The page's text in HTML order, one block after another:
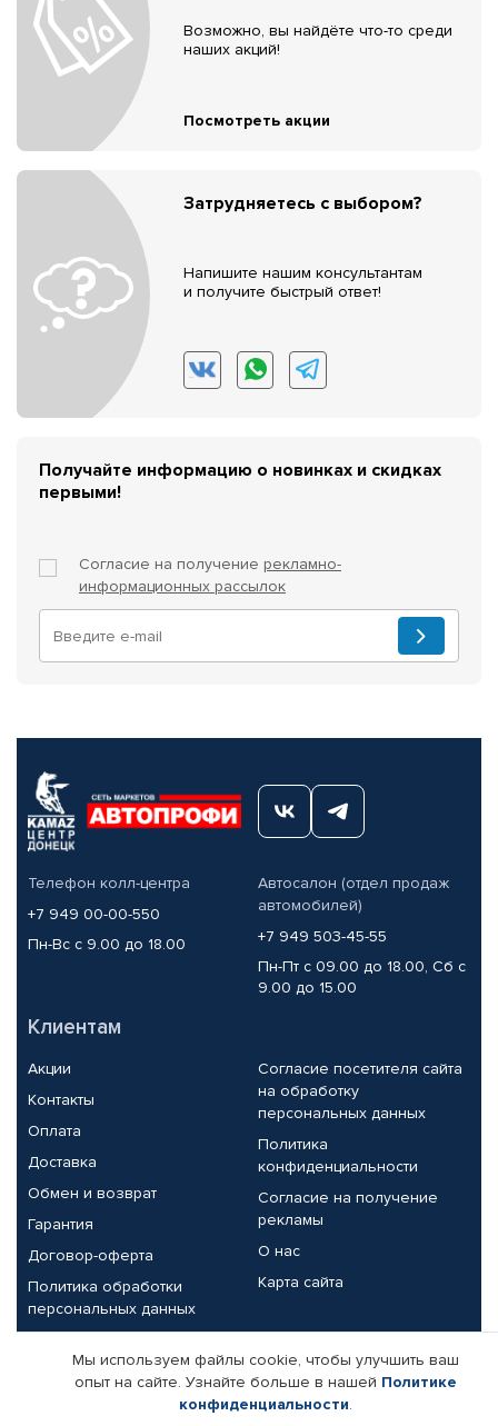
Возможно, вы найдёте что-то среди
наших акций!
Посмотреть акции
Затрудняетесь с выбором?
Напишите нашим консультантам
и получите быстрый ответ!
Получайте информацию о новинках и скидках
первыми!
Согласие на получение рекламно-
информационных рассылок
Телефон колл-центра
+7 949 00-00-550
Пн-Вс с 9.00 до 18.00
Автосалон (отдел продаж
автомобилей)
+7 949 503-45-55
Пн-Пт с 09.00 до 18.00, Сб с
9.00 до 15.00
Клиентам
Акции
Контакты
Оплата
Доставка
Обмен и возврат
Гарантия
Договор-оферта
Политика обработки
персональных данных
Согласие посетителя сайта
на обработку
персональных данных
Политика
конфиденциальности
Согласие на получение
рекламы
О нас
Карта сайта
Партнерам
Корпоративным клиентам
Реквизиты компании
Мы используем файлы cookie, чтобы улучшить ваш
опыт на сайте. Узнайте больше в нашей Политике
конфиденциальности.